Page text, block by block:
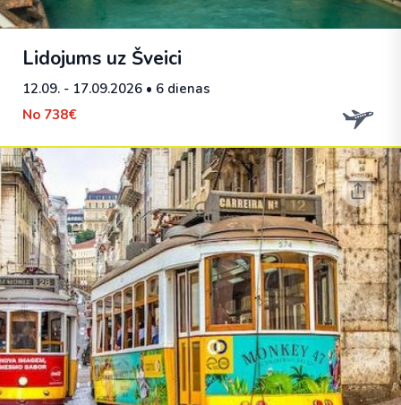
Lidojums uz Šveici
12.09. - 17.09.2026 • 6 dienas
No 738€